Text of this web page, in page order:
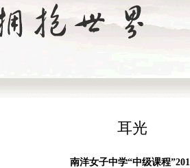
耳光
南洋女子中学“中级课程